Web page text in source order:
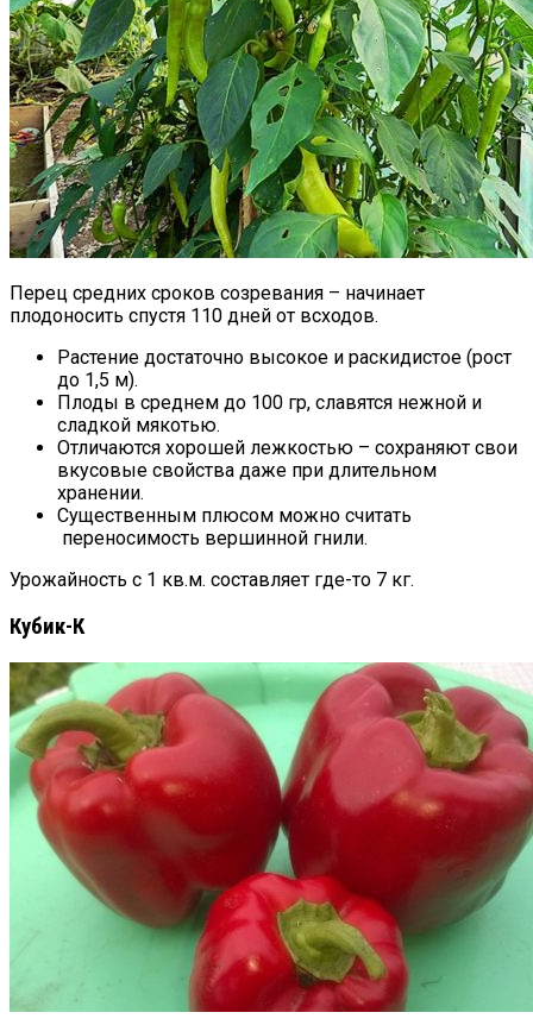
Перец средних сроков созревания – начинает
плодоносить спустя 110 дней от всходов.
Растение достаточно высокое и раскидистое (рост
до 1,5 м).
Плоды в среднем до 100 гр, славятся нежной и
сладкой мякотью.
Отличаются хорошей лежкостью – сохраняют свои
вкусовые свойства даже при длительном
хранении.
Существенным плюсом можно считать
переносимость вершинной гнили.
Урожайность с 1 кв.м. составляет где-то 7 кг.
Кубик-К